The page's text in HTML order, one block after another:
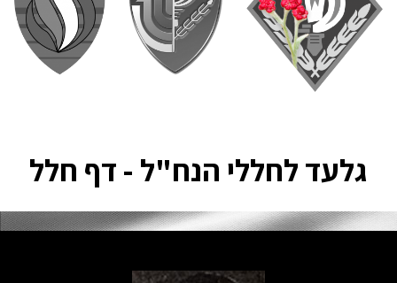
גלעד לחללי הנח"ל - דף חלל